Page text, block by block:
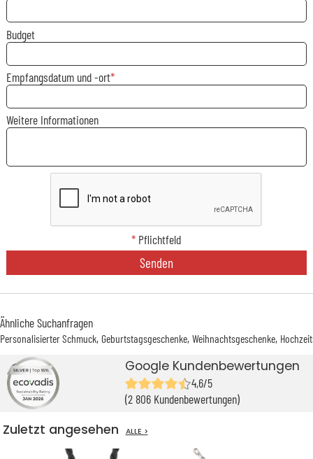
Budget
Empfangsdatum und -ort
Weitere Informationen
* Pflichtfeld
Senden
Ähnliche Suchanfragen
Personalisierter Schmuck Geburtstagsgeschenke Weihnachtsgeschenke
Google Kundenbewertungen
4,6/5
(2 806 Kundenbewertungen)
Zuletzt angesehen ALLE >